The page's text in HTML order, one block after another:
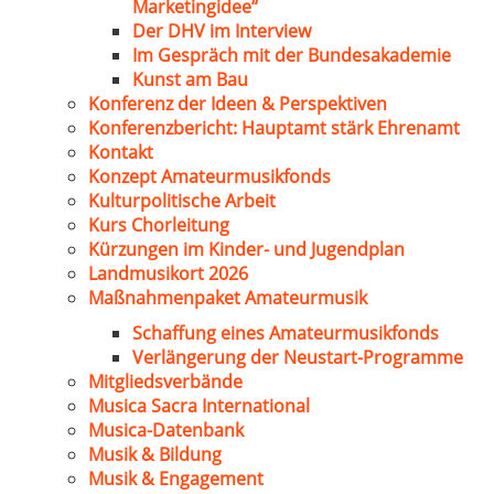
Marketingidee“
Der DHV im Interview
Im Gespräch mit der Bundesakademie
Kunst am Bau
Konferenz der Ideen & Perspektiven
Konferenzbericht: Hauptamt stärk Ehrenamt
Kontakt
Konzept Amateurmusikfonds
Kulturpolitische Arbeit
Kurs Chorleitung
Kürzungen im Kinder- und Jugendplan
Landmusikort 2026
Maßnahmenpaket Amateurmusik
Schaffung eines Amateurmusikfonds
Verlängerung der Neustart-Programme
Mitgliedsverbände
Musica Sacra International
Musica-Datenbank
Musik & Bildung
Musik & Engagement